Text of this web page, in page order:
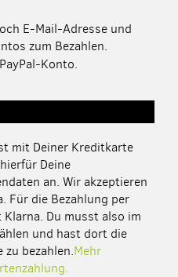
E-Mail-Adresse und
zum Bezahlen.
Konto.
mit Deiner Kreditkarte
Deine
an. Wir akzeptieren
Für die Bezahlung per
Du musst also im
und hast dort die
bezahlen.Mehr